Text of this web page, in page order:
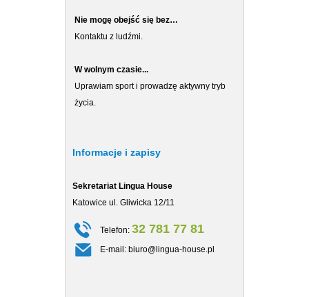
Nie mogę obejść się bez…
Kontaktu z ludźmi.
W wolnym czasie...
Uprawiam sport i prowadzę aktywny tryb
życia.
Informacje i zapisy
Sekretariat Lingua House
Katowice ul. Gliwicka 12/11
Telefon: 32 781 77 81
E-mail: biuro@lingua-house.pl